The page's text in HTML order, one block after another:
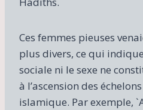
Ces femmes pieuses
plus divers, ce qui
sociale ni le sexe ne
à l’ascension des
islamique. Par exemple,